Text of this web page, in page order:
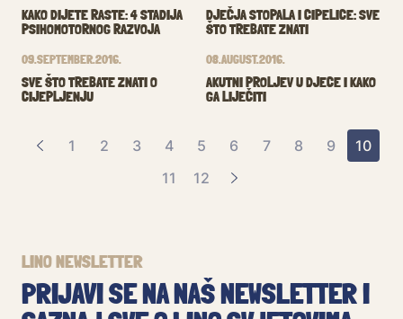
KAKO DIJETE RASTE: 4 STADIJA
PSIHOMOTORNOG RAZVOJA
DJEČJA STOPALA I CIPELICE: SVE
ŠTO TREBATE ZNATI
09.SEPTEMBER.2016.
SVE ŠTO TREBATE ZNATI O
CIJEPLJENJU
08.AUGUST.2016.
AKUTNI PROLJEV U DJECE I KAKO
GA LIJEČITI
1 2 3 4 5 6 7 8 9
10
11
12
LINO NEWSLETTER
PRIJAVI SE NA NAŠ NEWSLETTER I